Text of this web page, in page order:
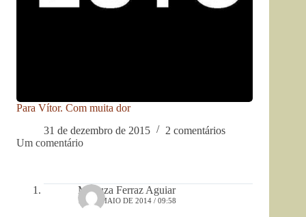
Para Vítor. Com muita dor
31 de dezembro de 2015
2 comentários
Um comentário
Mariuza Ferraz Aguiar
11 DE MAIO DE 2014 / 09:58